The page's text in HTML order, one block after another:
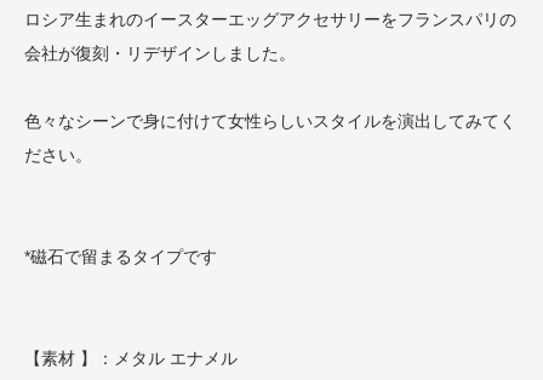
ロシア生まれのイースターエッグアクセサリーをフランスパリの
会社が復刻・リデザインしました。
色々なシーンで身に付けて女性らしいスタイルを演出してみてく
ださい。
*磁石で留まるタイプです
【素材 】：メタル エナメル